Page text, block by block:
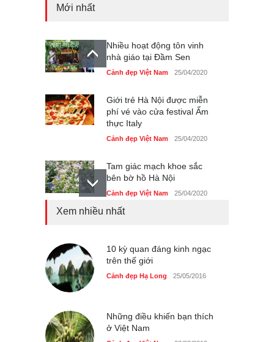
Mới nhất
Nhiều hoạt động tôn vinh
nhà giáo tại Đầm Sen
Cảnh đẹp Việt Nam 25/04/2020
Giới trẻ Hà Nội được miễn
phí vé vào cửa festival Ẩm
thực Italy
Cảnh đẹp Việt Nam 25/04/2020
Tam giác mạch khoe sắc
bên bờ hồ Hà Nội
Cảnh đẹp Việt Nam 25/04/2020
Cảnh đẹp Việt Nam 24/04/2020
Những món ăn đồng quê
Xem nhiều nhất
10 kỳ quan đáng kinh ngạc
trên thế giới
Cảnh đẹp Hạ Long 25/05/2016
Những điều khiến bạn thích
ở Việt Nam